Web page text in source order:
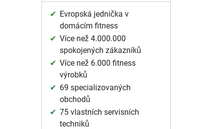
Evropská jednička v
domácím fitness
Více než 4.000.000
spokojených zákazníků
Více než 6.000 fitness
výrobků
69 specializovaných
obchodů
75 vlastních servisních
techniků